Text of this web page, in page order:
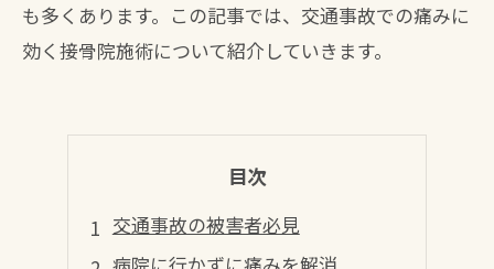
も多くあります。この記事では、交通事故での痛みに
効く接骨院施術について紹介していきます。
目次
交通事故の被害者必見